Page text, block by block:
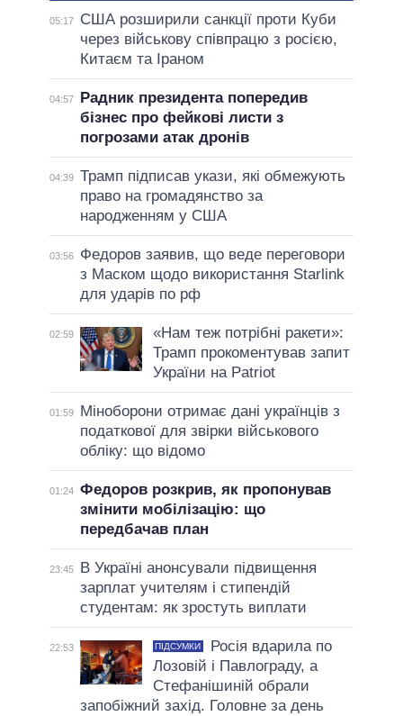
05:17
США розширили санкції проти Куби
через військову співпрацю з росією,
Китаєм та Іраном
04:57
Радник президента попередив
бізнес про фейкові листи з
погрозами атак дронів
04:39 Трамп підписав укази, які обмежують
право на громадянство за
народженням у США
03:56
Федоров заявив, що веде переговори
з Маском щодо використання Starlink
для ударів по рф
02:59
«Нам теж потрібні ракети»:
Трамп прокоментував запит
України на Patriot
01:59
Міноборони отримає дані українців з
податкової для звірки військового
обліку: що відомо
01:24 Федоров розкрив, як пропонував
змінити мобілізацію: що
передбачав план
23:45
В Україні анонсували підвищення
зарплат учителям і стипендій
студентам: як зростуть виплати
22:53 ПІДСУМКИ
Росія вдарила по
Лозовій і Павлограду, а
Стефанішиній обрали
запобіжний захід. Головне за день